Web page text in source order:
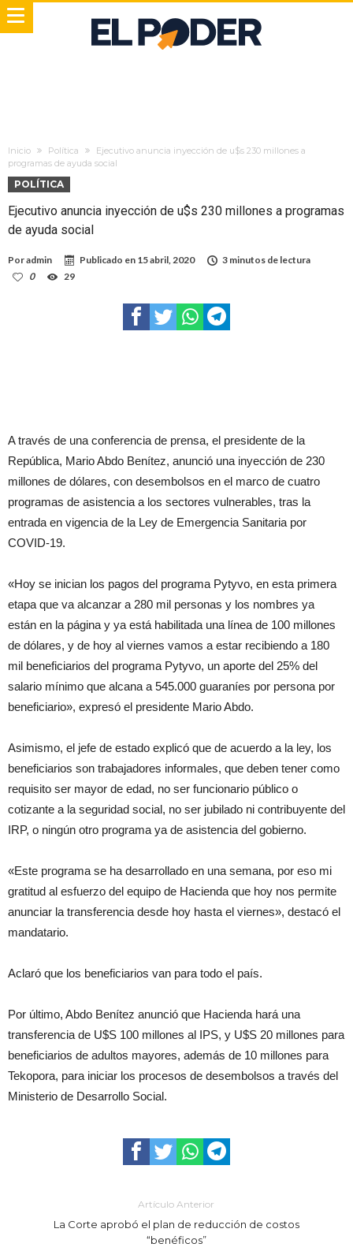
Inicio Política
Ejecutivo anuncia inyección de u$s 230 millones a
programas de ayuda social
POLÍTICA
Ejecutivo anuncia inyección de u$s 230 millones a programas
de ayuda social
Poradmin Publicado en 15 abril, 2020
3 minutos de lectura
0
29
A través de una conferencia de prensa, el presidente de la
República, Mario Abdo Benítez, anunció una inyección de 230
millones de dólares, con desembolsos en el marco de cuatro
programas de asistencia a los sectores vulnerables, tras la
entrada en vigencia de la Ley de Emergencia Sanitaria por
COVID-19.
«Hoy se inician los pagos del programa Pytyvo, en esta primera
etapa que va alcanzar a 280 mil personas y los nombres ya
están en la página y ya está habilitada una línea de 100 millones
de dólares, y de hoy al viernes vamos a estar recibiendo a 180
mil beneficiarios del programa Pytyvo, un aporte del 25% del
salario mínimo que alcana a 545.000 guaraníes por persona por
beneficiario», expresó el presidente Mario Abdo.
Asimismo, el jefe de estado explicó que de acuerdo a la ley, los
beneficiarios son trabajadores informales, que deben tener como
requisito ser mayor de edad, no ser funcionario público o
cotizante a la seguridad social, no ser jubilado ni contribuyente del
IRP, o ningún otro programa ya de asistencia del gobierno.
«Este programa se ha desarrollado en una semana, por eso mi
gratitud al esfuerzo del equipo de Hacienda que hoy nos permite
anunciar la transferencia desde hoy hasta el viernes», destacó el
mandatario.
Aclaró que los beneficiarios van para todo el país.
Por último, Abdo Benítez anunció que Hacienda hará una
transferencia de U$S 100 millones al IPS, y U$S 20 millones para
beneficiarios de adultos mayores, además de 10 millones para
Tekopora, para iniciar los procesos de desembolsos a través del
Ministerio de Desarrollo Social.
Artículo Anterior
La Corte aprobó el plan de reducción de costos
“benéficos”